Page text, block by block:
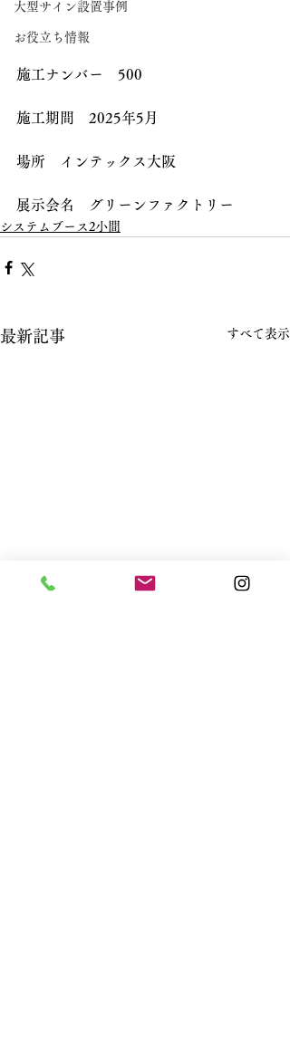
大型サイン設置事例
お役立ち情報
施工ナンバー　500
施工期間　2025年5月
場所　インテックス大阪
展示会名　グリーンファクトリー
システムブース2小間
最新記事 すべて表示